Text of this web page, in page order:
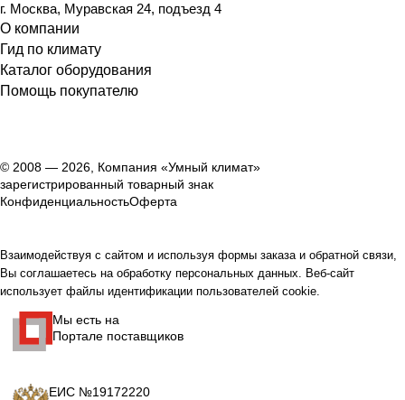
г. Москва, Муравская 24, подъезд 4
О компании
Гид по климату
Каталог оборудования
Помощь покупателю
© 2008 — 2026, Компания «Умный климат»
зарегистрированный товарный знак
КонфиденциальностьОферта
Взаимодействуя с сайтом и используя формы заказа и обратной связи,
Вы соглашаетесь на обработку персональных данных. Веб-сайт
использует файлы идентификации пользователей cookie.
Мы есть на
Портале поставщиков
ЕИС №19172220